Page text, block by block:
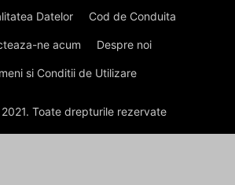
Datelor Cod de Conduita
ne acum Despre noi
si Conditii de Utilizare
Toate drepturile rezervate